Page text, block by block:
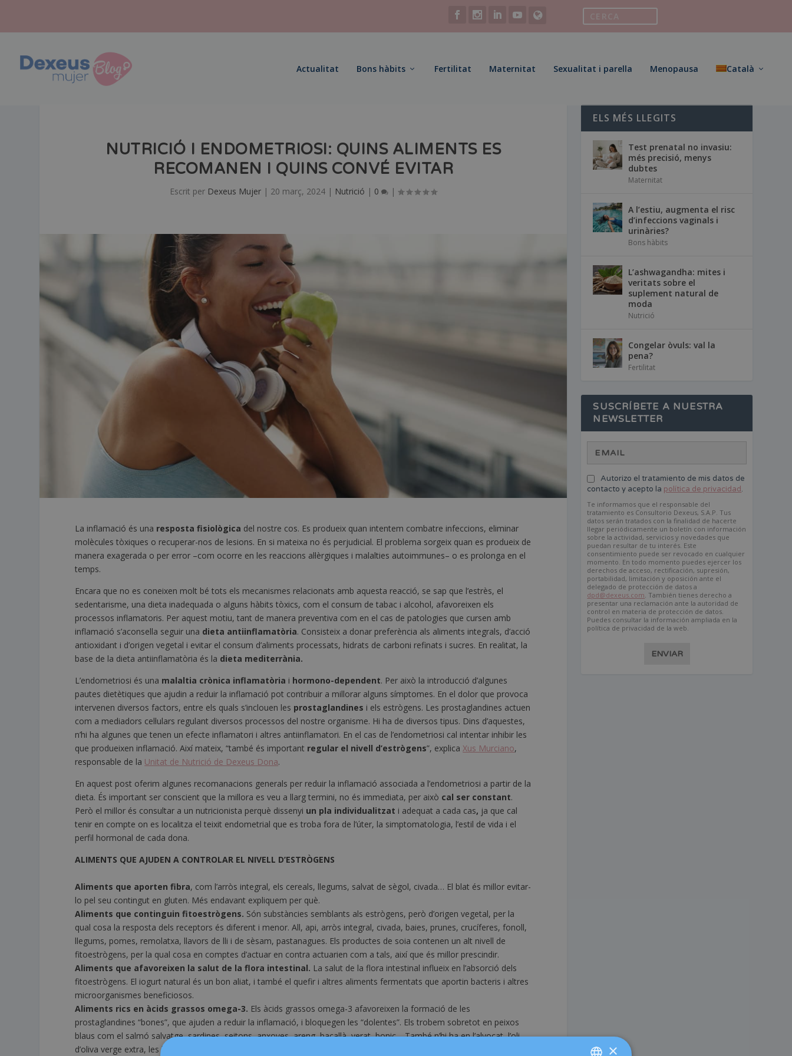
Actualitat Bons hàbits Fertilitat Maternitat Sexualitat i parella Menopausa Català
NUTRICIÓ I ENDOMETRIOSI: QUINS ALIMENTS ES
RECOMANEN I QUINS CONVÉ EVITAR
Escrit per Dexeus Mujer | 20 març, 2024 | Nutrició | 0 |
La inflamació és una resposta fisiològica del nostre cos. Es produeix quan intentem combatre infeccions, eliminar
molècules tòxiques o recuperar-nos de lesions. En si mateixa no és perjudicial. El problema sorgeix quan es produeix de
manera exagerada o per error –com ocorre en les reaccions al·lèrgiques i malalties autoimmunes– o es prolonga en el
temps.
Encara que no es coneixen molt bé tots els mecanismes relacionats amb aquesta reacció, se sap que l’estrès, el
sedentarisme, una dieta inadequada o alguns hàbits tòxics, com el consum de tabac i alcohol, afavoreixen els
processos inflamatoris. Per aquest motiu, tant de manera preventiva com en el cas de patologies que cursen amb
inflamació s’aconsella seguir una dieta antiinflamatòria. Consisteix a donar preferència als aliments integrals, d’acció
antioxidant i d’origen vegetal i evitar el consum d’aliments processats, hidrats de carboni refinats i sucres. En realitat, la
base de la dieta antiinflamatòria és la dieta mediterrània.
L’endometriosi és una malaltia crònica inflamatòria i hormono-dependent. Per això la introducció d’algunes
pautes dietètiques que ajudin a reduir la inflamació pot contribuir a millorar alguns símptomes. En el dolor que provoca
intervenen diversos factors, entre els quals s’inclouen les prostaglandines i els estrògens. Les prostaglandines actuen
com a mediadors cel·lulars regulant diversos processos del nostre organisme. Hi ha de diversos tipus. Dins d’aquestes,
n’hi ha algunes que tenen un efecte inflamatori i altres antiinflamatori. En el cas de l’endometriosi cal intentar inhibir les
que produeixen inflamació. Així mateix, “també és important regular el nivell d’estrògens”, explica Xus Murciano,
responsable de la Unitat de Nutrició de Dexeus Dona.
En aquest post oferim algunes recomanacions generals per reduir la inflamació associada a l’endometriosi a partir de la
dieta. És important ser conscient que la millora es veu a llarg termini, no és immediata, per això cal ser constant.
Però el millor és consultar a un nutricionista perquè dissenyi un pla individualitzat i adequat a cada cas, ja que cal
tenir en compte on es localitza el teixit endometrial que es troba fora de l’úter, la simptomatologia, l’estil de vida i el
perfil hormonal de cada dona.
ALIMENTS QUE AJUDEN A CONTROLAR EL NIVELL D’ESTRÒGENS
Aliments que aporten fibra, com l’arròs integral, els cereals, llegums, salvat de sègol, civada… El blat és millor evitar-
lo pel seu contingut en gluten. Més endavant expliquem per què.
Aliments que continguin fitoestrògens. Són substàncies semblants als estrògens, però d’origen vegetal, per la
qual cosa la resposta dels receptors és diferent i menor. All, api, arròs integral, civada, baies, prunes, crucíferes, fonoll,
llegums, pomes, remolatxa, llavors de lli i de sèsam, pastanagues. Els productes de soia contenen un alt nivell de
fitoestrògens, per la qual cosa en comptes d’actuar en contra actuarien com a tals, així que és millor prescindir.
Aliments que afavoreixen la salut de la flora intestinal. La salut de la flora intestinal influeix en l’absorció dels
fitoestrògens. El iogurt natural és un bon aliat, i també el quefir i altres aliments fermentats que aportin bacteris i altres
microorganismes beneficiosos.
Aliments rics en àcids grassos omega-3. Els àcids grassos omega-3 afavoreixen la formació de les
prostaglandines “bones”, que ajuden a reduir la inflamació, i bloquegen les “dolentes”. Els trobem sobretot en peixos
blaus com el salmó salvatge, sardines, seitons, anxoves, areng, bacallà, verat, bonic… També n’hi ha en l’alvocat, l’oli
d’oliva verge extra, les llavors i els olis de llavors.
ELS MÉS LLEGITS
Test prenatal no invasiu:
més precisió, menys
dubtes
Maternitat
A l’estiu, augmenta el risc
d’infeccions vaginals i
urinàries?
Bons hàbits
L’ashwagandha: mites i
veritats sobre el
suplement natural de
moda
Nutrició
Congelar òvuls: val la
pena?
Fertilitat
SUSCRÍBETE A NUESTRA
NEWSLETTER
Autorizo el tratamiento de mis datos de
contacto y acepto la política de privacidad.
Te informamos que el responsable del
tratamiento es Consultorio Dexeus, S.A.P. Tus
datos serán tratados con la finalidad de hacerte
llegar periódicamente un boletín con información
sobre la actividad, servicios y novedades que
puedan resultar de tu interés. Este
consentimiento puede ser revocado en cualquier
momento. En todo momento puedes ejercer los
derechos de acceso, rectificación, supresión,
portabilidad, limitación y oposición ante el
delegado de protección de datos a
dpd@dexeus.com. También tienes derecho a
presentar una reclamación ante la autoridad de
control en materia de protección de datos.
Puedes consultar la información ampliada en la
política de privacidad de la web.
ENVIAR
×